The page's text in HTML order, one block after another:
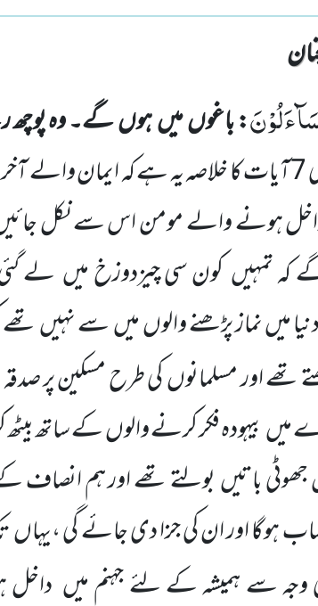
: باغوںمیںہوںگے۔ وہ
7آیات کا خلاصہ یہ ہے کہ ایمان والے
ہونے والے مومن اس سے نکل
کہ تمہیںکون سی چیزدوزخ میں لے
میں نماز پڑھنے والوںمیںسے نہیں
تھے اور مسلمانوںکی طرح مسکین پر
میںبیہودہ فکر کرنے والوںکے ساتھ بیٹھ
باتیںبولتے تھے اور ہم
ہوگا اور ان کی جزا دی جائے گی ،یہاں
وجہ سے ہمیشہ کے لئے جہنم میں داخل